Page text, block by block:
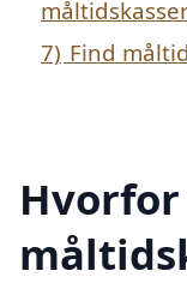
7) Find